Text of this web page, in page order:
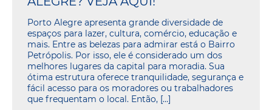
Porto Alegre apresenta grande diversidade de
espaços para lazer, cultura, comércio, educação e
mais. Entre as belezas para admirar está o Bairro
Petrópolis. Por isso, ele é considerado um dos
melhores lugares da capital para moradia. Sua
ótima estrutura oferece tranquilidade, segurança e
fácil acesso para os moradores ou trabalhadores
que frequentam o local. Então, […]